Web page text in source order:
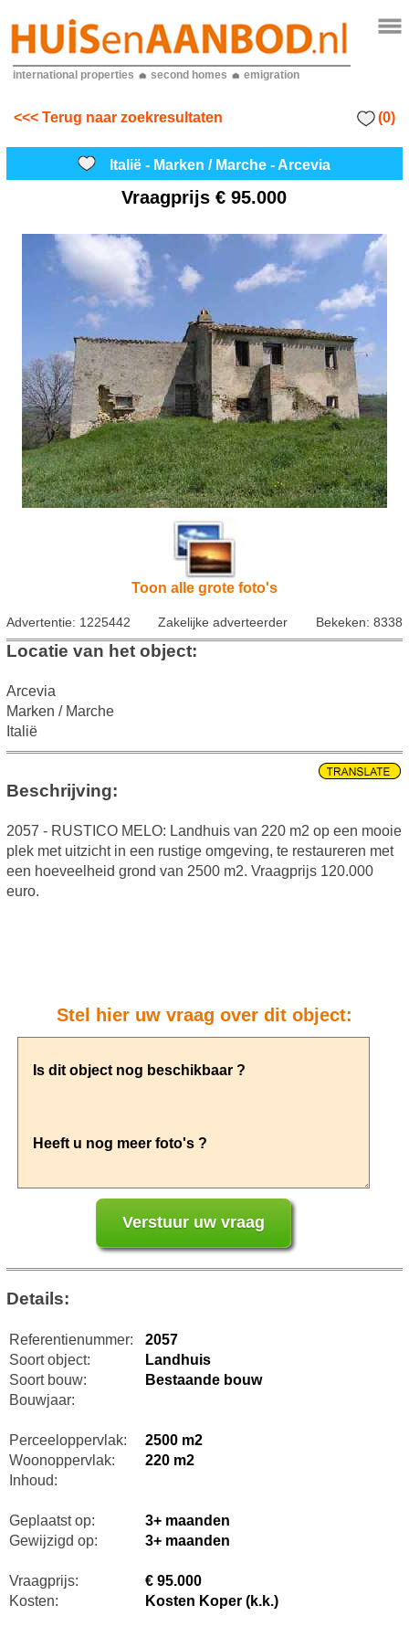
international properties second homes emigration
<<< Terug naar zoekresultaten (0)
Italië - Marken / Marche - Arcevia
Vraagprijs€ 95.000
Toon alle grote foto's
Advertentie: 1225442 Zakelijke adverteerder Bekeken: 8338
Locatie van het object:
Arcevia
Marken / Marche
Italië
Beschrijving:
2057 - RUSTICO MELO: Landhuis van 220 m2 op een mooie
plek met uitzicht in een rustige omgeving, te restaureren met
een hoeveelheid grond van 2500 m2. Vraagprijs 120.000
euro.
Stel hier uw vraag over dit object:
Details:
Referentienummer:
2057
Soort object:
Landhuis
Soort bouw:
Bestaande bouw
Bouwjaar:
Perceeloppervlak:
2500 m2
Woonoppervlak:
220 m2
Inhoud:
Geplaatst op:
3+ maanden
Gewijzigd op:
3+ maanden
Vraagprijs:
€ 95.000
Kosten:
Kosten Koper (k.k.)